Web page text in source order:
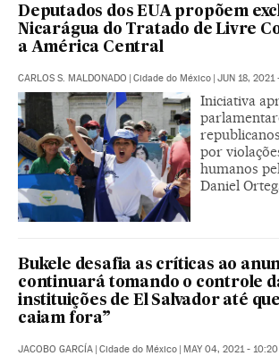
Deputados dos EUA propõem
Nicarágua do Tratado de Livre
a América Central
CARLOS S. MALDONADO | Cidade do México | JUN 18, 2021
Iniciativa
por
humanos
Daniel
Bukele desafia as críticas ao
continuará tomando o controle
instituições de El Salvador até
caiam fora”
JACOBO GARCÍA | Cidade do México | MAY 04, 2021 - 10:20